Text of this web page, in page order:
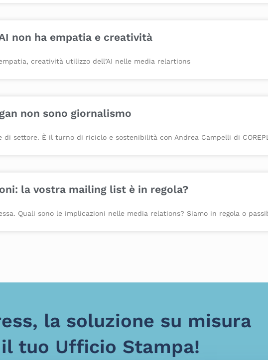
non ha empatia e creatività
creatività utilizzo dell’AI nelle media relartions
non sono giornalismo
settore. È il turno di riciclo e sostenibilità con Andrea Campelli di
la vostra mailing list è in regola?
Quali sono le implicazioni nelle media relations? Siamo in regola o
la soluzione su misura
tuo Ufficio Stampa!